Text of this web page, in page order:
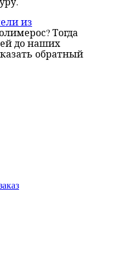
из
Тогда
до наших
обратный